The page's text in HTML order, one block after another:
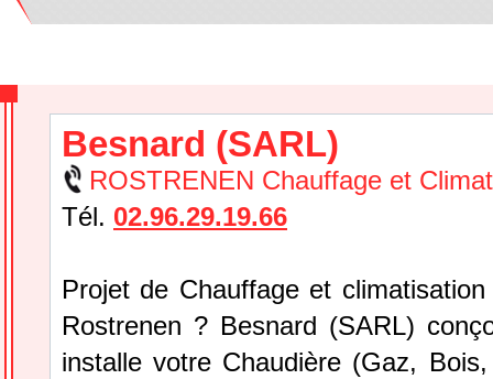
Besnard (SARL)
ROSTRENEN Chauffage et
Tél. 02.96.29.19.66
Projet de Chauffage et
Rostrenen ? Besnard (SARL)
installe votre Chaudière (Gaz,